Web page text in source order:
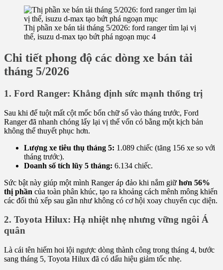
Thị phần xe bán tải tháng 5/2026: ford ranger tìm lại vị
thế, isuzu d-max tạo bứt phá ngoạn mục 4
Chi tiết phong độ các dòng xe bán tải
tháng 5/2026
1. Ford Ranger: Khẳng định sức mạnh thống trị
Sau khi để tuột mất cột mốc bốn chữ số vào tháng trước, Ford
Ranger đã nhanh chóng lấy lại vị thế vốn có bằng một kịch bản
không thể thuyết phục hơn.
Lượng xe tiêu thụ tháng 5: 1.089 chiếc (tăng 156 xe so với
tháng trước).
Doanh số tích lũy 5 tháng: 6.134 chiếc.
Sức bật này giúp một mình Ranger áp đảo khi nắm giữ hơn 56%
thị phần của toàn phân khúc, tạo ra khoảng cách mênh mông khiến
các đối thủ xếp sau gần như không có cơ hội xoay chuyển cục diện.
2. Toyota Hilux: Hạ nhiệt nhẹ nhưng vững ngôi Á
quân
Là cái tên hiếm hoi lội ngược dòng thành công trong tháng 4, bước
sang tháng 5, Toyota Hilux đã có dấu hiệu giảm tốc nhẹ.